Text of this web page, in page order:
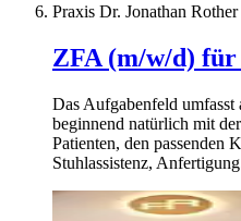
Praxis Dr. Jonathan
ZFA (m/w/d)
Das Aufgabenfeld
beginnend natürlich mit
Patienten, den passenden
Stuhlassistenz,